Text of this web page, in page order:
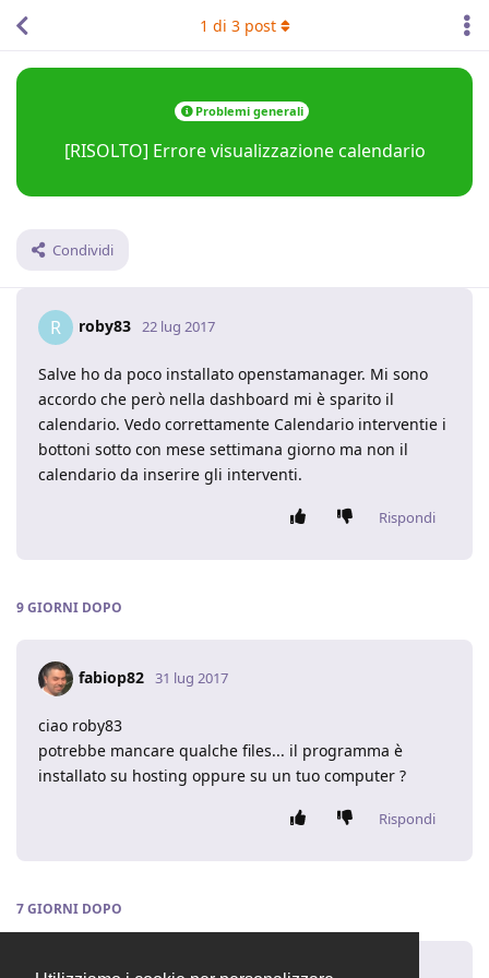
Problemi generali
[RISOLTO] Errore visualizzazione calendario
Condividi
1 di 3post
R roby83 22 lug 2017
Salve ho da poco installato openstamanager. Mi sono
accordo che però nella dashboard mi è sparito il
calendario. Vedo correttamente Calendario interventie i
bottoni sotto con mese settimana giorno ma non il
calendario da inserire gli interventi.
Rispondi
9 GIORNI DOPO
fabiop82 31 lug 2017
ciao roby83
potrebbe mancare qualche files... il programma è
installato su hosting oppure su un tuo computer ?
Rispondi
7 GIORNI DOPO